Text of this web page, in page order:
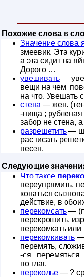
Похожие слова в
Значение слова
змеевик. Эта
а эта сидит на
Дорого …
увешивать —
вещи на чем,
на что. Увешать
стена — жен.
-нища ;
забор не стена,
разрешетить —
расписать
песен.
Следующие
Что такое
переупрямить,
конаться
действие, в
перекомсать —
перекрошить,
перекомкать или
перекомкивать —
перемять,
-ся ,
по глаг.
переколье — ?